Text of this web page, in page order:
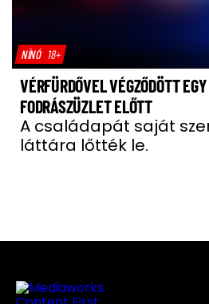
NÍNÓ 18+
VÉRFÜRDŐVEL VÉGZŐDÖTT
FODRÁSZÜZLET ELŐTT
A családapát saját
láttára lőtték le.